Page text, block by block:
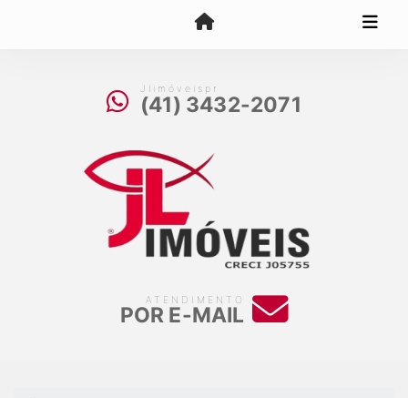
Jlimóveispr
(41) 3432-2071
ATENDIMENTO
POR E-MAIL